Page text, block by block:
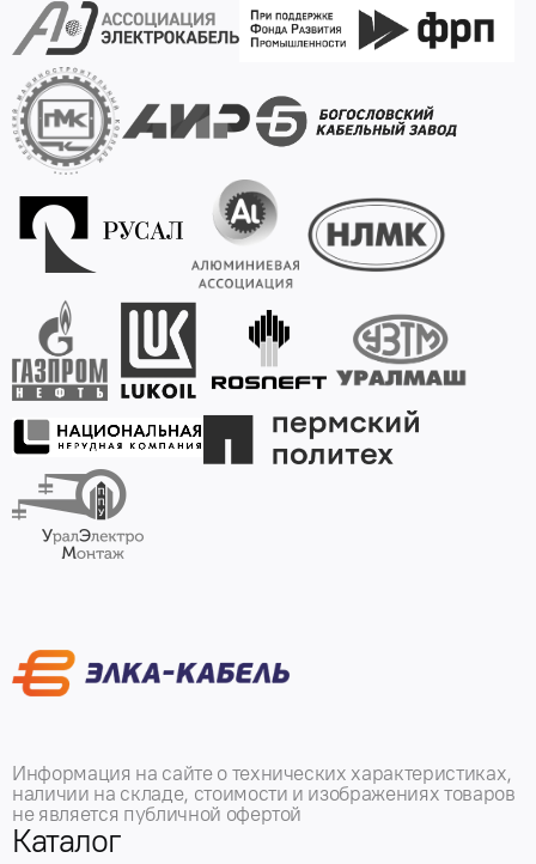
Информация на сайте о технических характеристиках,
наличии на складе, стоимости и изображениях товаров
не является публичной офертой
Каталог